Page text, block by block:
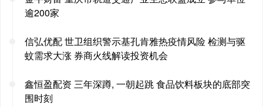
逾200家
信弘优配 世卫组织警示基孔肯雅热疫情风险 检测与驱
蚊需求大涨 券商火线解读投资机会
鑫恒盈配资 三年深蹲, 一朝起跳 食品饮料板块的底部突
围时刻